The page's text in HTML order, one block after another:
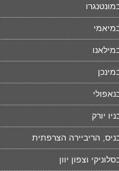
יורק
הריביירה הצרפתית
וצפון יוון